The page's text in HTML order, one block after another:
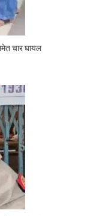
चार घायल